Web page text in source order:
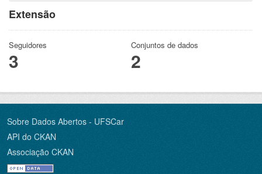
Extensão
Seguidores
3
Conjuntos de dados
2
Sobre Dados Abertos - UFSCar
API do CKAN
Associação CKAN